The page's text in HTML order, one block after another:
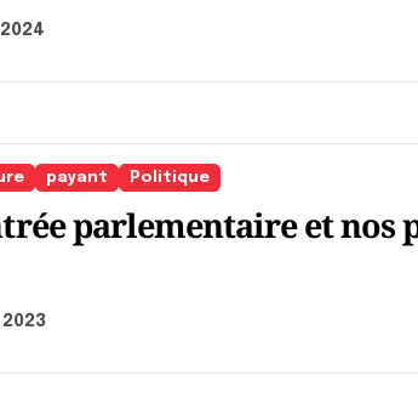
payant Politique
parlementaire et nos